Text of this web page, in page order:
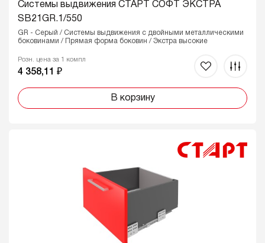
держатели задней стенки
заглушки с логотипом BOYARD
необходимый крепеж
СТАРТ – масштабная платформа для «наших»
мебельных производителей!
Системы выдвижения СТАРТ СОФТ ЭКСТРА
SB21GR.1/550
GR - Серый / Системы выдвижения с двойными металлическими
боковинами / Прямая форма боковин / Экстра высокие
Розн. цена за 1 компл
4 358,11 ₽
В корзину